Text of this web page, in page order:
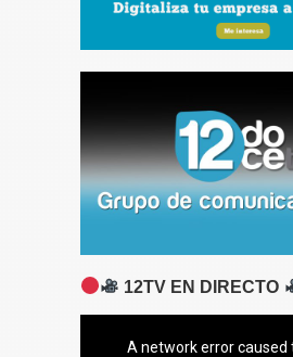
12TV EN DIRECTO
A network error caused